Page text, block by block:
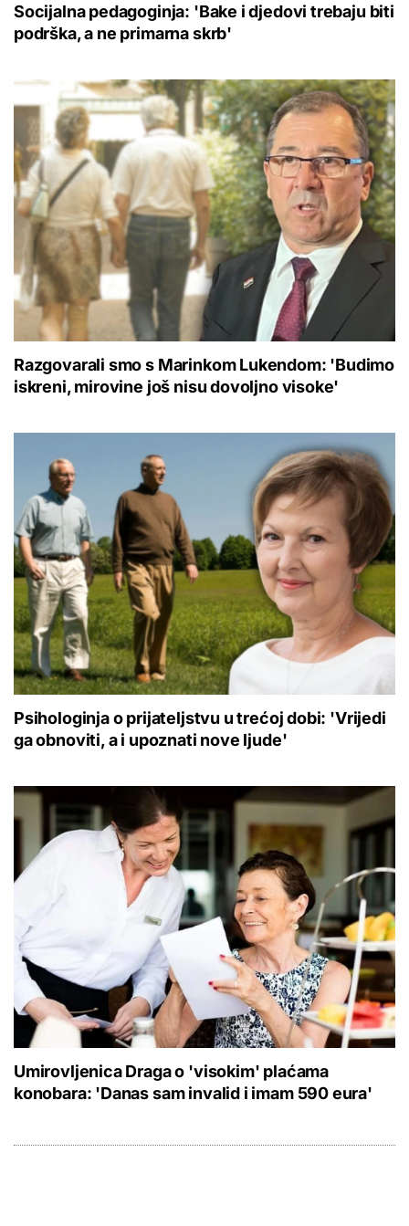
Socijalna pedagoginja: 'Bake i djedovi trebaju biti
podrška, a ne primarna skrb'
Razgovarali smo s Marinkom Lukendom: 'Budimo
iskreni, mirovine još nisu dovoljno visoke'
Psihologinja o prijateljstvu u trećoj dobi: 'Vrijedi
ga obnoviti, a i upoznati nove ljude'
Umirovljenica Draga o 'visokim' plaćama
konobara: 'Danas sam invalid i imam 590 eura'